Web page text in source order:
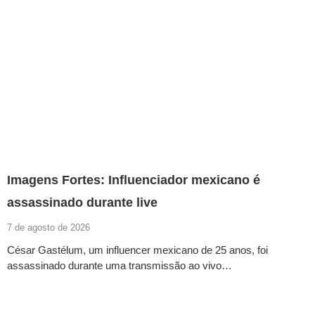
Imagens Fortes: Influenciador mexicano é
assassinado durante live
7 de agosto de 2026
César Gastélum, um influencer mexicano de 25 anos, foi
assassinado durante uma transmissão ao vivo…